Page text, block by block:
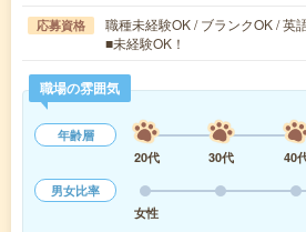
応募資格
職種未経験OK / ブランクOK / 英
■未経験OK！
職場の雰囲気
年齢層
20代
30代 40
男女比率
女性